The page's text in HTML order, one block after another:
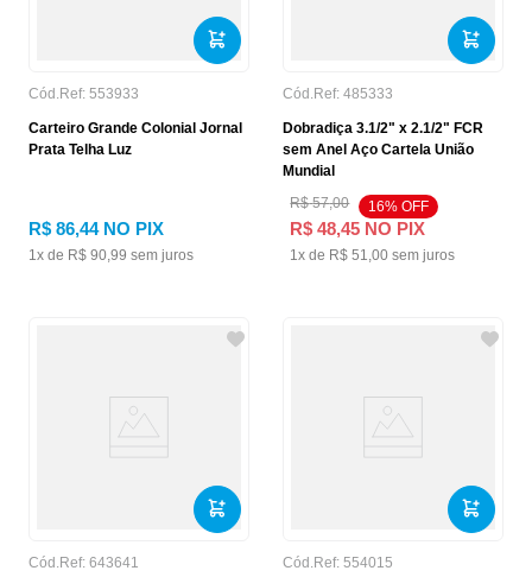
Cód.Ref: 553933
Carteiro Grande Colonial Jornal
Prata Telha Luz
R$ 86,44NO PIX
1x de R$ 90,99 sem juros
Cód.Ref: 485333
Dobradiça 3.1/2" x 2.1/2" FCR
sem Anel Aço Cartela União
Mundial
R$ 57,00 16% OFF
R$ 48,45 NO PIX
1x de R$ 51,00 sem juros
Cód.Ref: 643641 Cód.Ref: 554015